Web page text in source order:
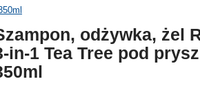
odżywka, żel
in-1 Tea Tree pod